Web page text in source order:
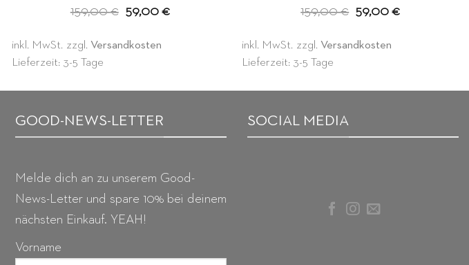
159,00€
Ursprünglicher
159,00 €
59,00 €Aktueller
inkl. MwSt. zzgl. Versandkosten
Lieferzeit: 3-5 Tage
159,00€
Ursprünglicher
159,00 €
59,00€Aktueller
inkl. MwSt. zzgl. Versandkosten
Lieferzeit: 3-5 Tage
GOOD-NEWS-LETTER
Melde dich an zu unserem Good-
News-Letter und spare 10% bei deinem
nächsten Einkauf. YEAH!
Vorname
SOCIAL MEDIA